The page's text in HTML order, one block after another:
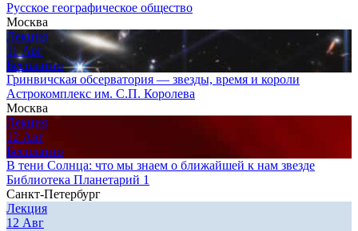
Русское географическое общество
Москва
Лекция
11 Авг
Бесплатно
Гринвичская обсерватория — звезды, время и короли
Астрокомплекс им. С.П. Королева
Москва
Лекция
12 Авг
Бесплатно
В тени Солнца: что мы знаем о ближайшей к нам звезде
Библиотека Планетарий 1
Санкт-Петербург
Лекция
12 Авг